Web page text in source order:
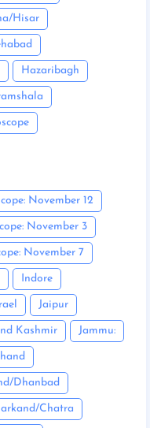
Hisar
Hazaribagh
November 12
November 3
November 7
Indore
Jaipur
Kashmir Jammu:
Dhanbad
Chatra